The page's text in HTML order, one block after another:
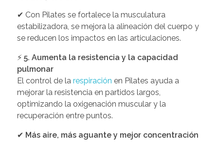
✔ Con Pilates se fortalece la musculatura
estabilizadora, se mejora la alineación del cuerpo y
se reducen los impactos en las articulaciones.
⚡ 5. Aumenta la resistencia y la capacidad
pulmonar
El control de la respiración en Pilates ayuda a
mejorar la resistencia en partidos largos,
optimizando la oxigenación muscular y la
recuperación entre puntos.
✔ Más aire, más aguante y mejor concentración